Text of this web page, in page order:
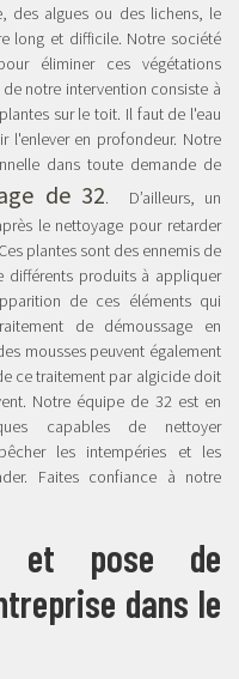
des algues ou des lichens, le
long et difficile. Notre société
éliminer ces végétations
notre intervention consiste à
sur le toit. Il faut de l'eau
l'enlever en profondeur. Notre
dans toute demande de
de 32. D’ailleurs, un
le nettoyage pour retarder
plantes sont des ennemis de
différents produits à appliquer
de ces éléments qui
de démoussage en
mousses peuvent également
ce traitement par algicide doit
Notre équipe de 32 est en
capables de nettoyer
les intempéries et les
Faites confiance à notre
et pose de
dans le